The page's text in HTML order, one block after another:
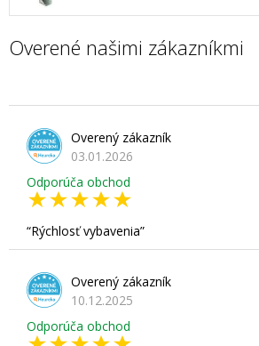
Overené našimi zákazníkmi
Overený zákazník
03.01.2026
Odporúča obchod
Rýchlosť vybavenia
Overený zákazník
10.12.2025
Odporúča obchod